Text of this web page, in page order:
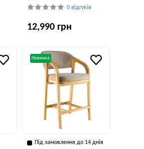
0 відгуків
12,990 грн
Новинка
Під замовлення до 14 днів